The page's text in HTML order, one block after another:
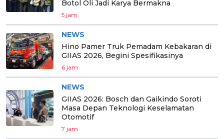
Botol Oli Jadi Karya Bermakna
5 jam
NEWS
Hino Pamer Truk Pemadam Kebakaran di
GIIAS 2026, Begini Spesifikasinya
6 jam
NEWS
GIIAS 2026: Bosch dan Gaikindo Soroti
Masa Depan Teknologi Keselamatan
Otomotif
7 jam